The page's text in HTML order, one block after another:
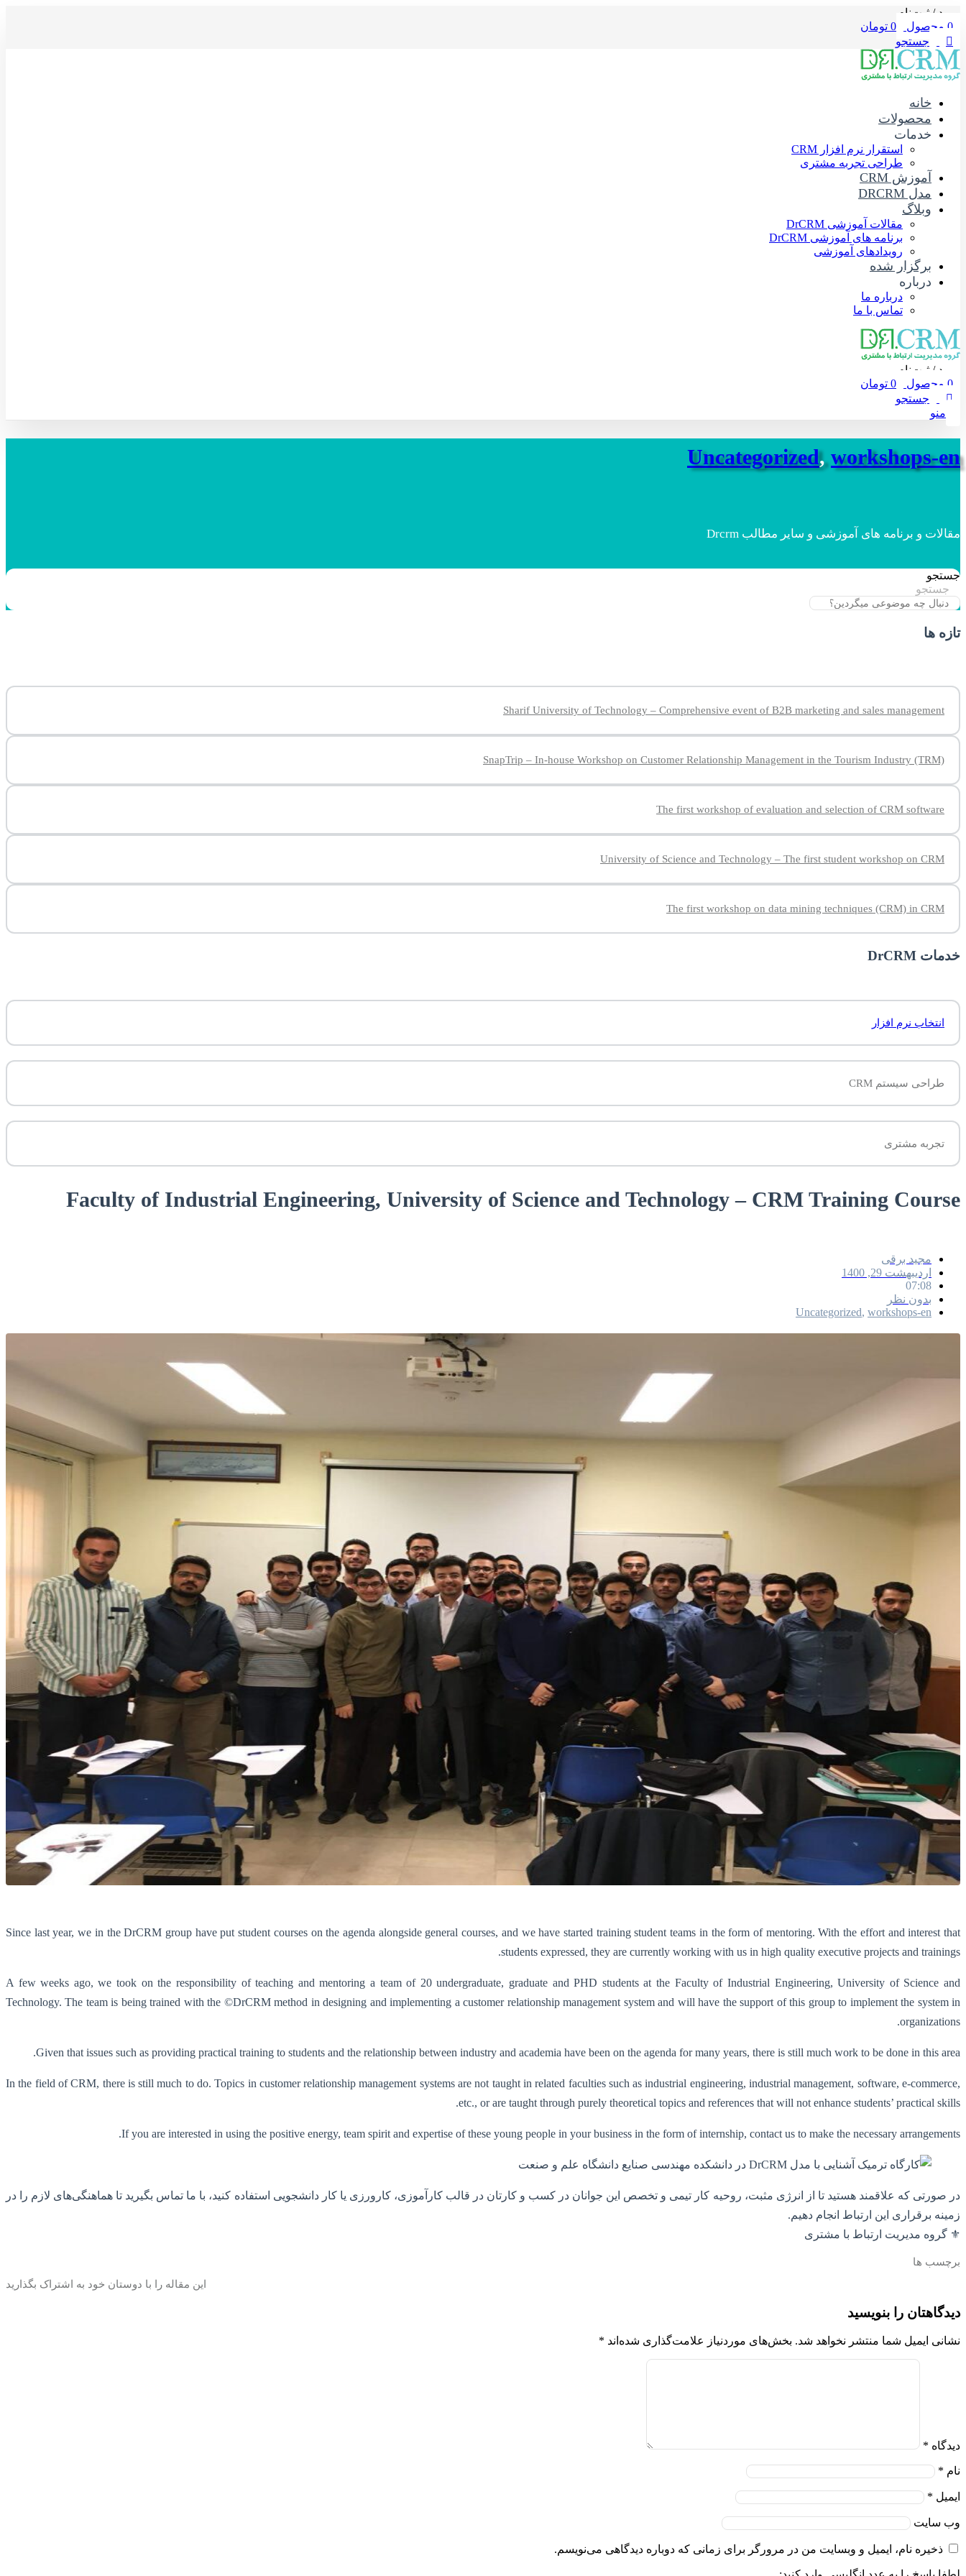
ورود / ثبت‌نام
0 محصول 0 تومان
جستجو
خانه
محصولات
خدمات
استقرار نرم افزار CRM
طراحی تجربه مشتری
آموزش CRM
مدل DRCRM
وبلاگ
مقالات آموزشی DrCRM
برنامه های آموزشی DrCRM
رویدادهای آموزشی
برگزار شده
درباره
درباره ما
تماس با ما
ورود / ثبت‌نام
0 محصول 0 تومان
جستجو
منو
Uncategorized,workshops-en
مقالات و برنامه های آموزشی و سایر مطالب Drcrm
جستجو
جستجو
تازه ها
Sharif University of Technology – Comprehensive event of B2B marketing and sales management
SnapTrip – In-house Workshop on Customer Relationship Management in the Tourism Industry (TRM)
The first workshop of evaluation and selection of CRM software
University of Science and Technology – The first student workshop on CRM
The first workshop on data mining techniques (CRM) in CRM
خدمات DrCRM
انتخاب نرم افزار
طراحی سیستم CRM
تجربه مشتری
Faculty of Industrial Engineering, University of Science and Technology – CRM Training Course
مجید برقی
اردیبهشت 29, 1400
07:08
بدون نظر
Uncategorized, workshops-en
Since last year, we in the DrCRM group have put student courses on the agenda alongside general courses, and we have started training student teams in the form of mentoring. With the effort and interest that
students expressed, they are currently working with us in high quality executive projects and trainings.
A few weeks ago, we took on the responsibility of teaching and mentoring a team of 20 undergraduate, graduate and PHD students at the Faculty of Industrial Engineering, University of Science and
Technology. The team is being trained with the ©DrCRM method in designing and implementing a customer relationship management system and will have the support of this group to implement the system in
organizations.
Given that issues such as providing practical training to students and the relationship between industry and academia have been on the agenda for many years, there is still much work to be done in this area.
In the field of CRM, there is still much to do. Topics in customer relationship management systems are not taught in related faculties such as industrial engineering, industrial management, software, e-commerce,
etc., or are taught through purely theoretical topics and references that will not enhance students’ practical skills.
If you are interested in using the positive energy, team spirit and expertise of these young people in your business in the form of internship, contact us to make the necessary arrangements.
در صورتی که علاقمند هستید تا از انرژی مثبت، روحیه کار تیمی و تخصص این جوانان در کسب و کارتان در قالب کار‌آموزی، کارورزی یا کار دانشجویی استفاده کنید، با ما تماس بگیرید تا هماهنگی‌های لازم را در
زمینه برقراری این ارتباط انجام دهیم.
⚜️ گروه مدیریت ارتباط با مشتری
برچسب ها
این مقاله را با دوستان خود به اشتراک بگذارید
دیدگاهتان را بنویسید
نشانی ایمیل شما منتشر نخواهد شد. بخش‌های موردنیاز علامت‌گذاری شده‌اند *
دیدگاه *
نام *
ایمیل *
وب‌ سایت
ذخیره نام، ایمیل و وبسایت من در مرورگر برای زمانی که دوباره دیدگاهی می‌نویسم.